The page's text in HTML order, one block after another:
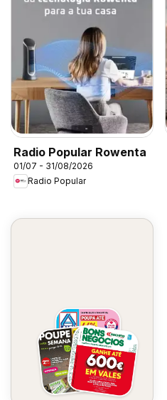
Radio Popular Rowenta
01/07 - 31/08/2026
Radio Popular